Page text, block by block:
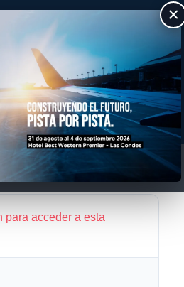
×
para acceder a esta